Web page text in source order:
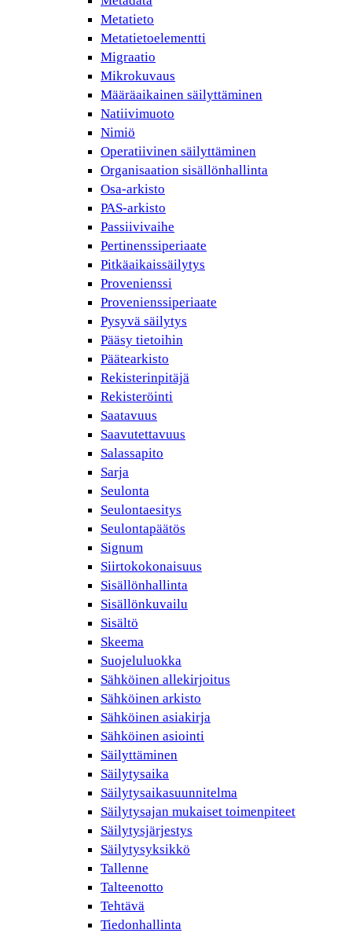
Metatieto
Metatietoelementti
Migraatio
Mikrokuvaus
Määräaikainen säilyttäminen
Natiivimuoto
Nimiö
Operatiivinen säilyttäminen
Organisaation sisällönhallinta
Osa-arkisto
PAS-arkisto
Passiivivaihe
Pertinenssiperiaate
Pitkäaikaissäilytys
Provenienssi
Provenienssiperiaate
Pysyvä säilytys
Pääsy tietoihin
Päätearkisto
Rekisterinpitäjä
Rekisteröinti
Saatavuus
Saavutettavuus
Salassapito
Sarja
Seulonta
Seulontaesitys
Seulontapäätös
Signum
Siirtokokonaisuus
Sisällönhallinta
Sisällönkuvailu
Sisältö
Skeema
Suojeluluokka
Sähköinen allekirjoitus
Sähköinen arkisto
Sähköinen asiakirja
Sähköinen asiointi
Säilyttäminen
Säilytysaika
Säilytysaikasuunnitelma
Säilytysajan mukaiset toimenpiteet
Säilytysjärjestys
Säilytysyksikkö
Tallenne
Talteenotto
Tehtävä
Tiedonhallinta